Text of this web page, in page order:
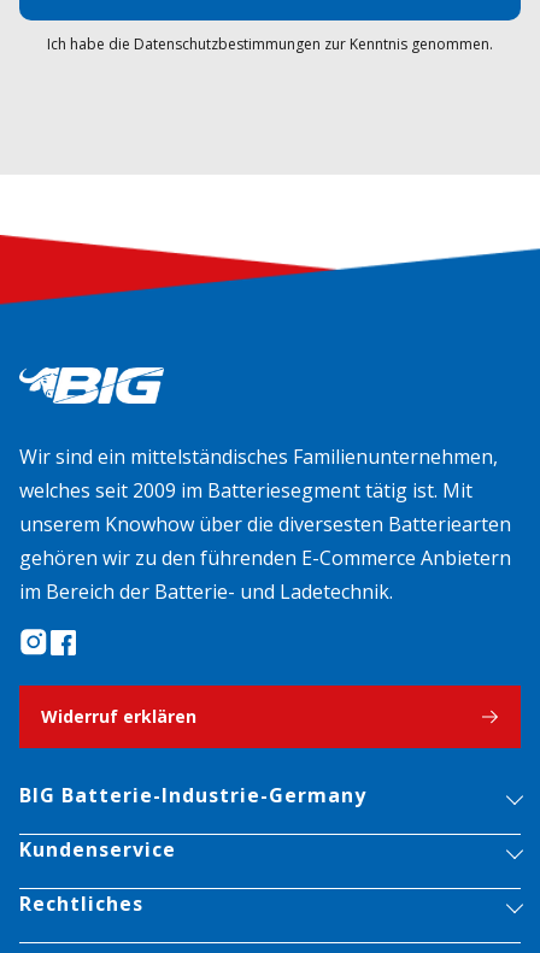
Ich habe die Datenschutzbestimmungen zur Kenntnis genommen.
Wir sind ein mittelständisches Familienunternehmen,
welches seit 2009 im Batteriesegment tätig ist. Mit
unserem Knowhow über die diversesten Batteriearten
gehören wir zu den führenden E-Commerce Anbietern
im Bereich der Batterie- und Ladetechnik.
Widerruf erklären
BIG Batterie-Industrie-Germany
Kundenservice
Rechtliches